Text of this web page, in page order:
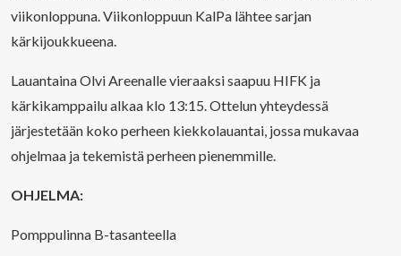
viikonloppuna. Viikonloppuun KalPa lähtee sarjan
kärkijoukkueena.
Lauantaina Olvi Areenalle vieraaksi saapuu HIFK ja
kärkikamppailu alkaa klo 13:15. Ottelun yhteydessä
järjestetään koko perheen kiekkolauantai, jossa mukavaa
ohjelmaa ja tekemistä perheen pienemmille.
OHJELMA:
Pomppulinna B-tasanteella